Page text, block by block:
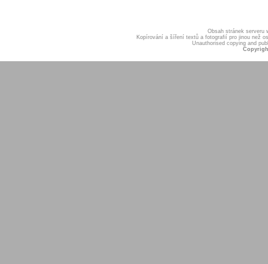
Obsah stránek serveru
Kopírování a šíření textů a fotografií pro jinou než
Unauthorised copying and